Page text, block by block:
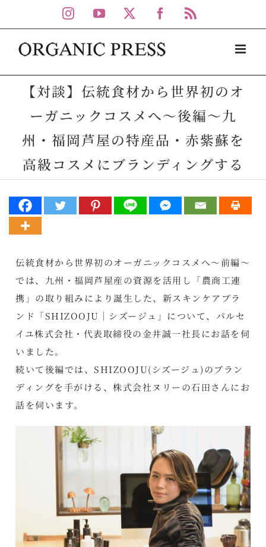
to
content
Instagram
YouTube Facebook
【対談】伝統食材から世界初のオ
ーガニックコスメへ～後編～九
州・福岡芦屋の特産品・赤紫蘇を
高級コスメにブランディングする
伝統食材から世界初のオーガニックコスメへ～前編～
では、九州・福岡芦屋産の資源を活用し「農商工連
携」の取り組みにより誕生した、新スキンケアブラ
ンド「SHIZOOJU｜シズージュ」について、パルセ
イユ株式会社・代表取締役の金井誠一社長にお話を伺
いました。
続いて後編では、SHIZOOJU(シズージュ)のブラン
ディングを手がける、株式会社ヌリーの石田さんにお
話を伺います。